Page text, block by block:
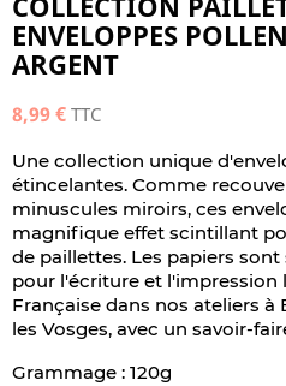
ENVELOPPES
ARGENT
8,99 € TTC
Une collection unique
étincelantes. Comme
minuscules miroirs, ces
magnifique effet scintillant
de paillettes. Les papiers
pour l'écriture et l'impression
Française dans nos ateliers à
les Vosges, avec un savoir-
Grammage : 120g